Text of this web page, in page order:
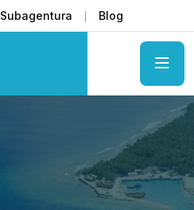
Subagentura Blog